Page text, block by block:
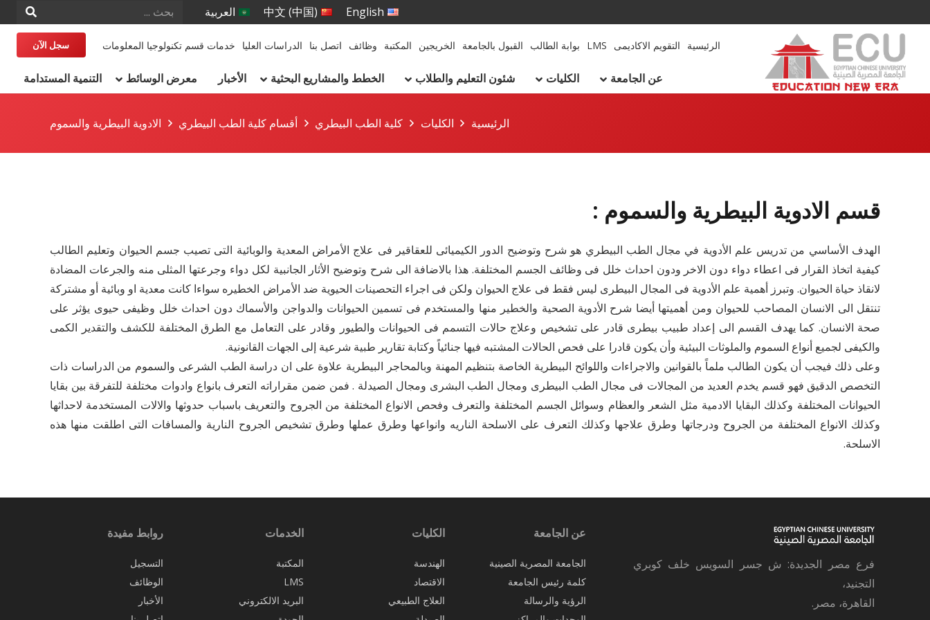
English
中文 (中国) العربية
الرئيسية التقويم الاكاديمى LMS بوابة الطالب القبول بالجامعة الخريجين المكتبة وظائف اتصل بنا الدراسات العليا خدمات قسم تكنولوجيا المعلومات سجل الآن
عن الجامعة الكليات شئون التعليم والطلاب الخطط والمشاريع البحثية الأخبار معرض الوسائط التنمية المستدامة
الرئيسية الكليات كلية الطب البيطري أقسام كلية الطب البيطري الادوية البيطرية والسموم
قسم الادوية البيطرية والسموم :
الهدف الأساسي من تدريس علم الأدوية في مجال الطب البيطري هو شرح وتوضيح الدور الكيميائى للعقاقير فى علاج الأمراض المعدية والوبائية التى تصيب جسم الحيوان وتعليم الطالب
كيفية اتخاذ القرار فى اعطاء دواء دون الاخر ودون احداث خلل فى وظائف الجسم المختلفة. هذا بالاضافة الى شرح وتوضيح الأثار الجانبية لكل دواء وجرعتها المثلى منه والجرعات المضادة
لانقاذ حياة الحيوان. وتبرز أهمية علم الأدوية فى المجال البيطرى ليس فقط فى علاج الحيوان ولكن فى اجراء التحصينات الحيوية ضد الأمراض الخطيره سواءا كانت معدية او وبائية أو مشتركة
تنتقل الى الانسان المصاحب للحيوان ومن أهميتها أيضا شرح الأدوية الصحية والخطير منها والمستخدم فى تسمين الحيوانات والدواجن والأسماك دون احداث خلل وظيفى حيوى يؤثر على
صحة الانسان. كما يهدف القسم الى إعداد طبيب بيطرى قادر على تشخيص وعلاج حالات التسمم فى الحيوانات والطيور وقادر على التعامل مع الطرق المختلفة للكشف والتقدير الكمى
والكيفى لجميع أنواع السموم والملوثات البيئية وأن يكون قادرا على فحص الحالات المشتبه فيها جنائياً وكتابة تقارير طبية شرعية إلى الجهات القانونية.
وعلى ذلك فيجب أن يكون الطالب ملماً بالقوانين والاجراءات واللوائح البيطرية الخاصة بتنظيم المهنة وبالمحاجر البيطرية علاوة على ان دراسة الطب الشرعى والسموم من الدراسات ذات
التخصص الدقيق فهو قسم يخدم العديد من المجالات فى مجال الطب البيطرى ومجال الطب البشرى ومجال الصيدلة . فمن ضمن مقراراته التعرف بانواع وادوات مختلفة للتفرقة بين بقايا
الحيوانات المختلفة وكذلك البقايا الادمية مثل الشعر والعظام وسوائل الجسم المختلفة والتعرف وفحص الانواع المختلفة من الجروح والتعريف باسباب حدوثها والالات المستخدمة لاحداثها
وكذلك الانواع المختلفة من الجروح ودرجاتها وطرق علاجها وكذلك التعرف على الاسلحة الناريه وانواعها وطرق عملها وطرق تشخيص الجروح النارية والمسافات التى اطلقت منها هذه
الاسلحة.
فرع مصر الجديدة: ش جسر السويس خلف كوبري
التجنيد،
القاهرة، مصر.
عن الجامعة
الجامعة المصرية الصينية
كلمة رئيس الجامعة
الرؤية والرسالة
الكليات
الهندسة
الاقتصاد
العلاج الطبيعي
الخدمات
المكتبة
LMS
البريد الالكتروني
روابط مفيدة
التسجيل
الوظائف
الأخبار